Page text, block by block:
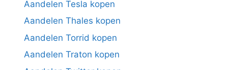
Aandelen Tesla kopen
Aandelen Thales kopen
Aandelen Torrid kopen
Aandelen Traton kopen